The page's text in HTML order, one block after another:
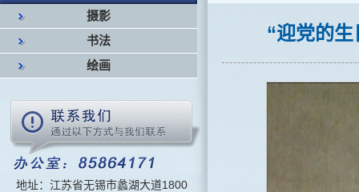
摄影
书法
绘画
地址：江苏省无锡市蠡湖大道1800
“迎党的